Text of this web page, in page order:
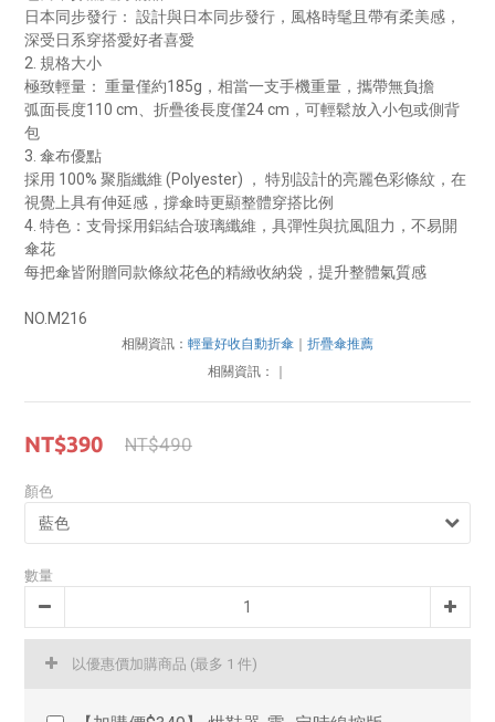
日本同步發行： 設計與日本同步發行，風格時髦且帶有柔美感，
深受日系穿搭愛好者喜愛
2. 規格大小
極致輕量： 重量僅約185g，相當一支手機重量，攜帶無負擔
弧面長度110 cm、折疊後長度僅24 cm，可輕鬆放入小包或側背
包
3. 傘布優點
採用 100% 聚脂纖維 (Polyester) ， 特別設計的亮麗色彩條紋，在
視覺上具有伸延感，撐傘時更顯整體穿搭比例
4. 特色：支骨採用鋁結合玻璃纖維，具彈性與抗風阻力，不易開
傘花
每把傘皆附贈同款條紋花色的精緻收納袋，提升整體氣質感
NO.M216
相關資訊： 輕量好收自動折傘
折疊傘推薦
相關資訊：
NT$390 NT$490
顏色
數量
以優惠價加購商品 (最多 1 件)